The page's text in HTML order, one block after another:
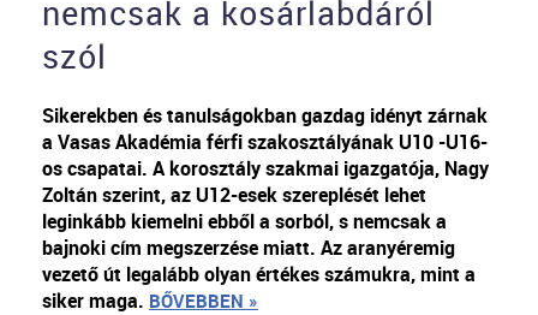
nemcsak a kosárlabdáról
szól
Sikerekben és tanulságokban gazdag idényt zárnak
a Vasas Akadémia férfi szakosztályának U10 -U16-
os csapatai. A korosztály szakmai igazgatója, Nagy
Zoltán szerint, az U12-esek szereplését lehet
leginkább kiemelni ebből a sorból, s nemcsak a
bajnoki cím megszerzése miatt. Az aranyéremig
vezető út legalább olyan értékes számukra, mint a
siker maga. BŐVEBBEN »